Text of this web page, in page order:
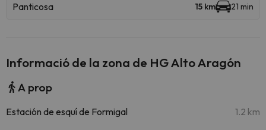
Panticosa 15 km 21 min
Informació de la zona de HG Alto Aragón
A prop
Estación de esquí de Formigal 1.2 km